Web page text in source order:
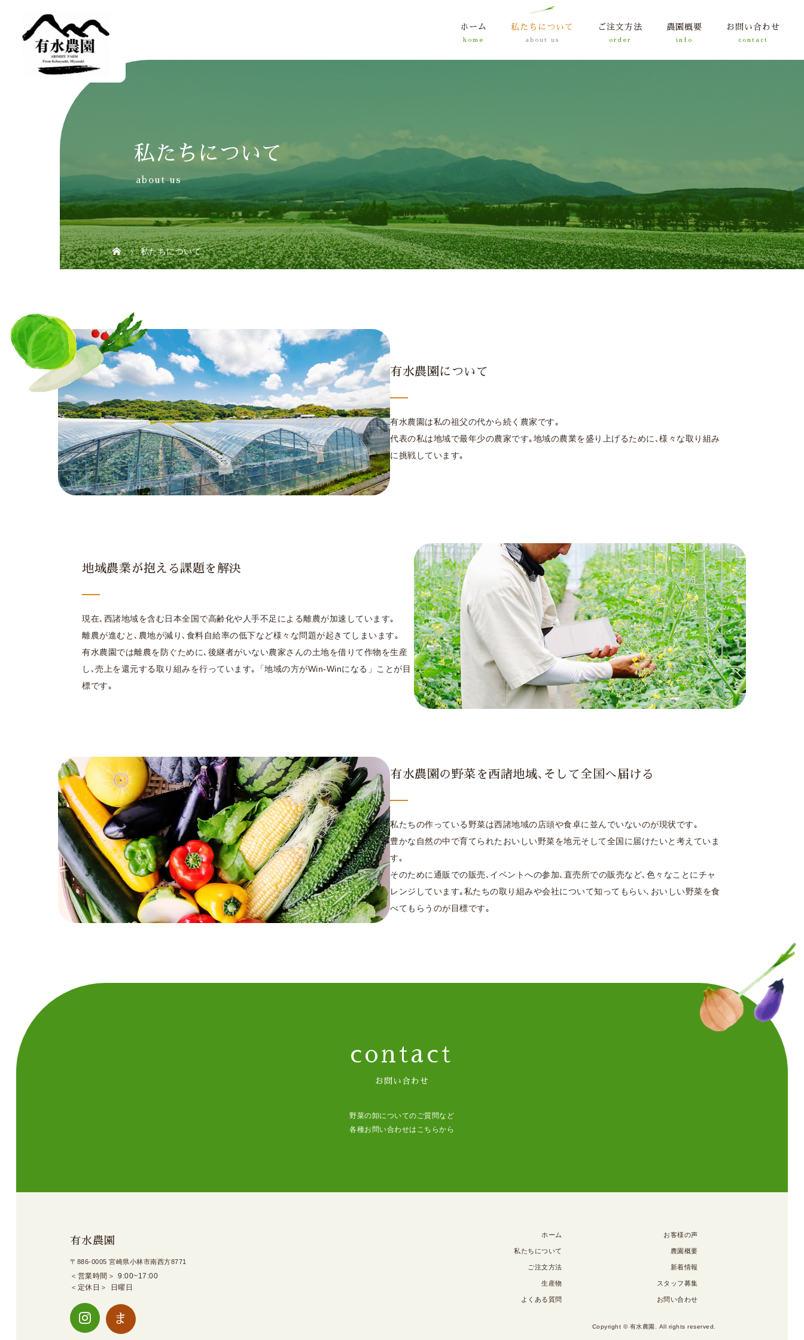
ホーム 私たちについて ご注文方法 農園概要 お問い合わせ
私たちについて
about us
私たちについて
有水農園について
有水農園は私の祖父の代から続く農家です｡
代表の私は地域で最年少の農家です｡地域の農業を盛り上げるために､様々な取り組み
に挑戦しています｡
地域農業が抱える課題を解決
現在､西諸地域を含む日本全国で高齢化や人手不足による離農が加速しています｡
離農が進むと､農地が減り､食料自給率の低下など様々な問題が起きてしまいます｡
有水農園では離農を防ぐために､後継者がいない農家さんの土地を借りて作物を生産
し､売上を還元する取り組みを行っています｡「地域の方がWin-Winになる」ことが目
標です｡
有水農園の野菜を西諸地域､そして全国へ届ける
私たちの作っている野菜は西諸地域の店頭や食卓に並んでいないのが現状です｡
豊かな自然の中で育てられたおいしい野菜を地元そして全国に届けたいと考えていま
す｡
そのために通販での販売､イベントへの参加､直売所での販売など､色々なことにチャ
レンジしています｡私たちの取り組みや会社について知ってもらい､おいしい野菜を食
べてもらうのが目標です｡
contact
お問い合わせ
野菜の卸についてのご質問など
各種お問い合わせはこちらから
有水農園
〒886-0005 宮崎県小林市南西方8771
営業時間
9:00~17:00
定休日
日曜日
ホーム
私たちについて
ご注文方法
生産物
よくある質問
お客様の声
農園概要
新着情報
スタッフ募集
お問い合わせ
Copyright © 有水農園. All rights reserved.